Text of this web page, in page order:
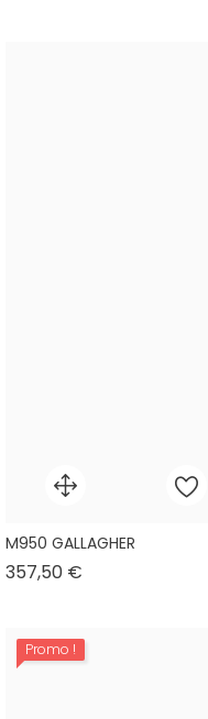
M950 GALLAGHER
357,50 €
Promo !